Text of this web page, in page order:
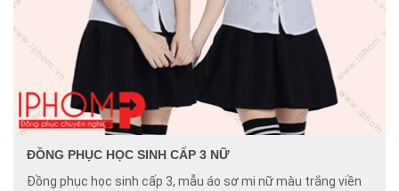
ĐỒNG PHỤC HỌC SINH CẤP 3 NỮ
Đồng phục học sinh cấp 3, mẫu áo sơ mi nữ màu trắng viền